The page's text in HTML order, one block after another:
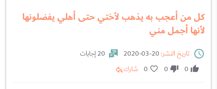
كل من أعجب به يذهب لأختي حتى أهلي يفضلونها
لأنها أجمل مني
تاريخ النشر:
20 إجابات
0
0
0 شارك